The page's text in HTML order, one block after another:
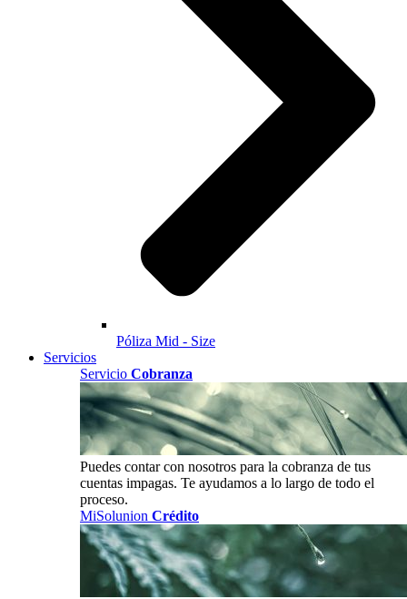
Póliza Mid - Size
Servicios
Servicio Cobranza
Puedes contar con nosotros para la cobranza de tus
cuentas impagas. Te ayudamos a lo largo de todo el
proceso.
MiSolunion Crédito